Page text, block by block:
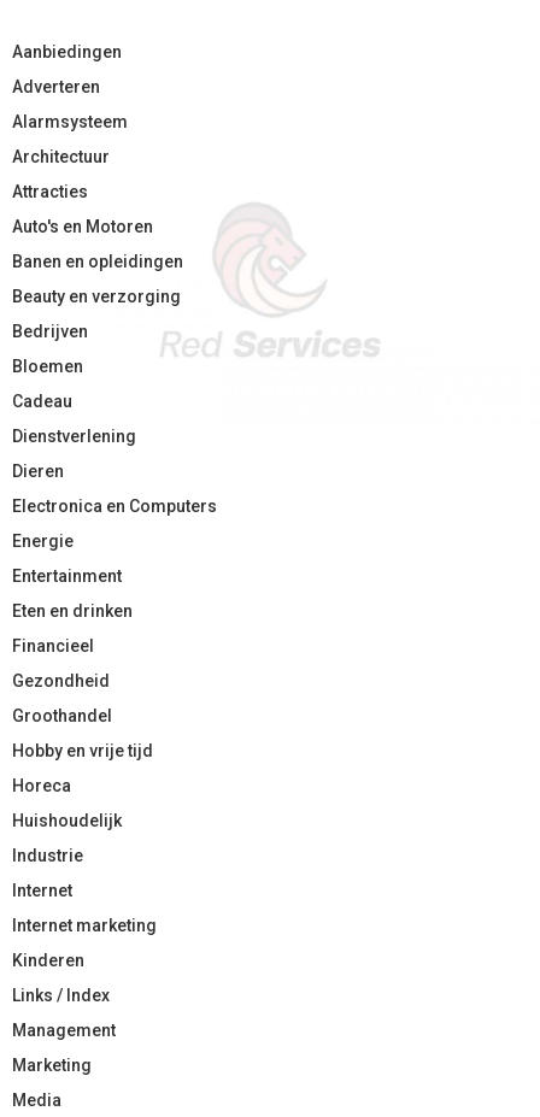
Aanbiedingen
Adverteren
Alarmsysteem
Architectuur
Attracties
Auto's en Motoren
Banen en opleidingen
Beauty en verzorging
Bedrijven
Bloemen
Cadeau
Dienstverlening
Dieren
Electronica en Computers
Energie
Entertainment
Eten en drinken
Financieel
Gezondheid
Groothandel
Hobby en vrije tijd
Horeca
Huishoudelijk
Industrie
Internet
Internet marketing
Kinderen
Links / Index
Management
Marketing
Media